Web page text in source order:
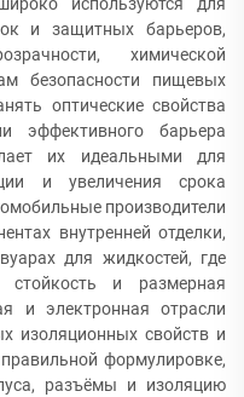
используются для
и защитных барьеров,
химической
безопасности пищевых
оптические свойства
эффективного барьера
их идеальными для
и увеличения срока
производители
внутренней отделки,
для жидкостей, где
стойкость и размерная
и электронная отрасли
изоляционных свойств и
формулировке,
разъёмы и изоляцию